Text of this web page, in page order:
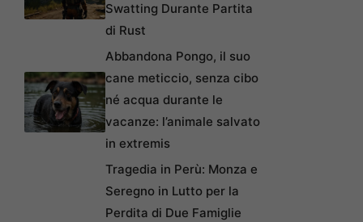
Swatting Durante Partita
di Rust
Abbandona Pongo, il suo
cane meticcio, senza cibo
né acqua durante le
vacanze: l’animale salvato
in extremis
Tragedia in Perù: Monza e
Seregno in Lutto per la
Perdita di Due Famiglie